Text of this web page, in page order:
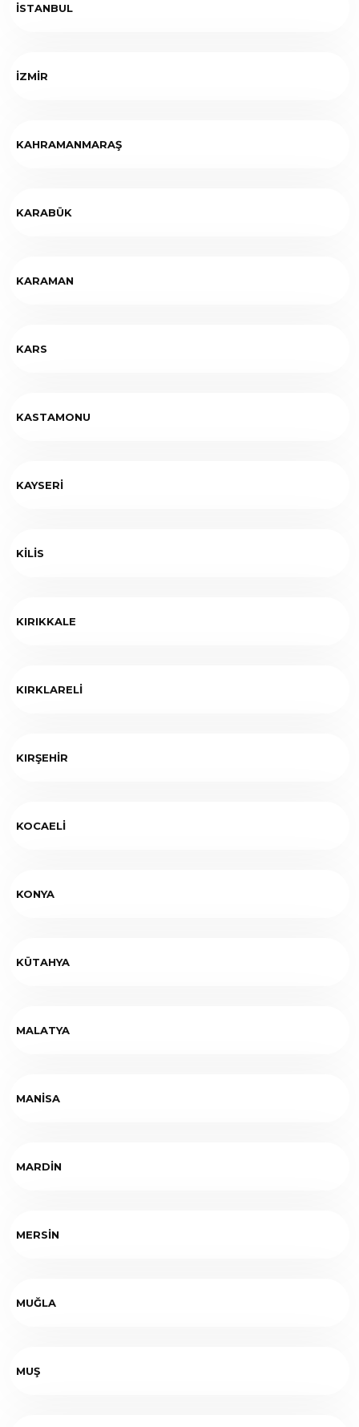
İSTANBUL
İZMİR
KAHRAMANMARAŞ
KARABÜK
KARAMAN
KARS
KASTAMONU
KAYSERİ
KİLİS
KIRIKKALE
KIRKLARELİ
KIRŞEHİR
KOCAELİ
KONYA
KÜTAHYA
MALATYA
MANİSA
MARDİN
MERSİN
MUĞLA
MUŞ